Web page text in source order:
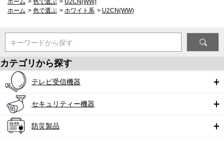
ホーム > 色で選ぶ > ホワイト系 > U2CN(WW)
キーワードから探す
カテゴリから探す
テレビ受信機器
セキュリティー機器
防災製品